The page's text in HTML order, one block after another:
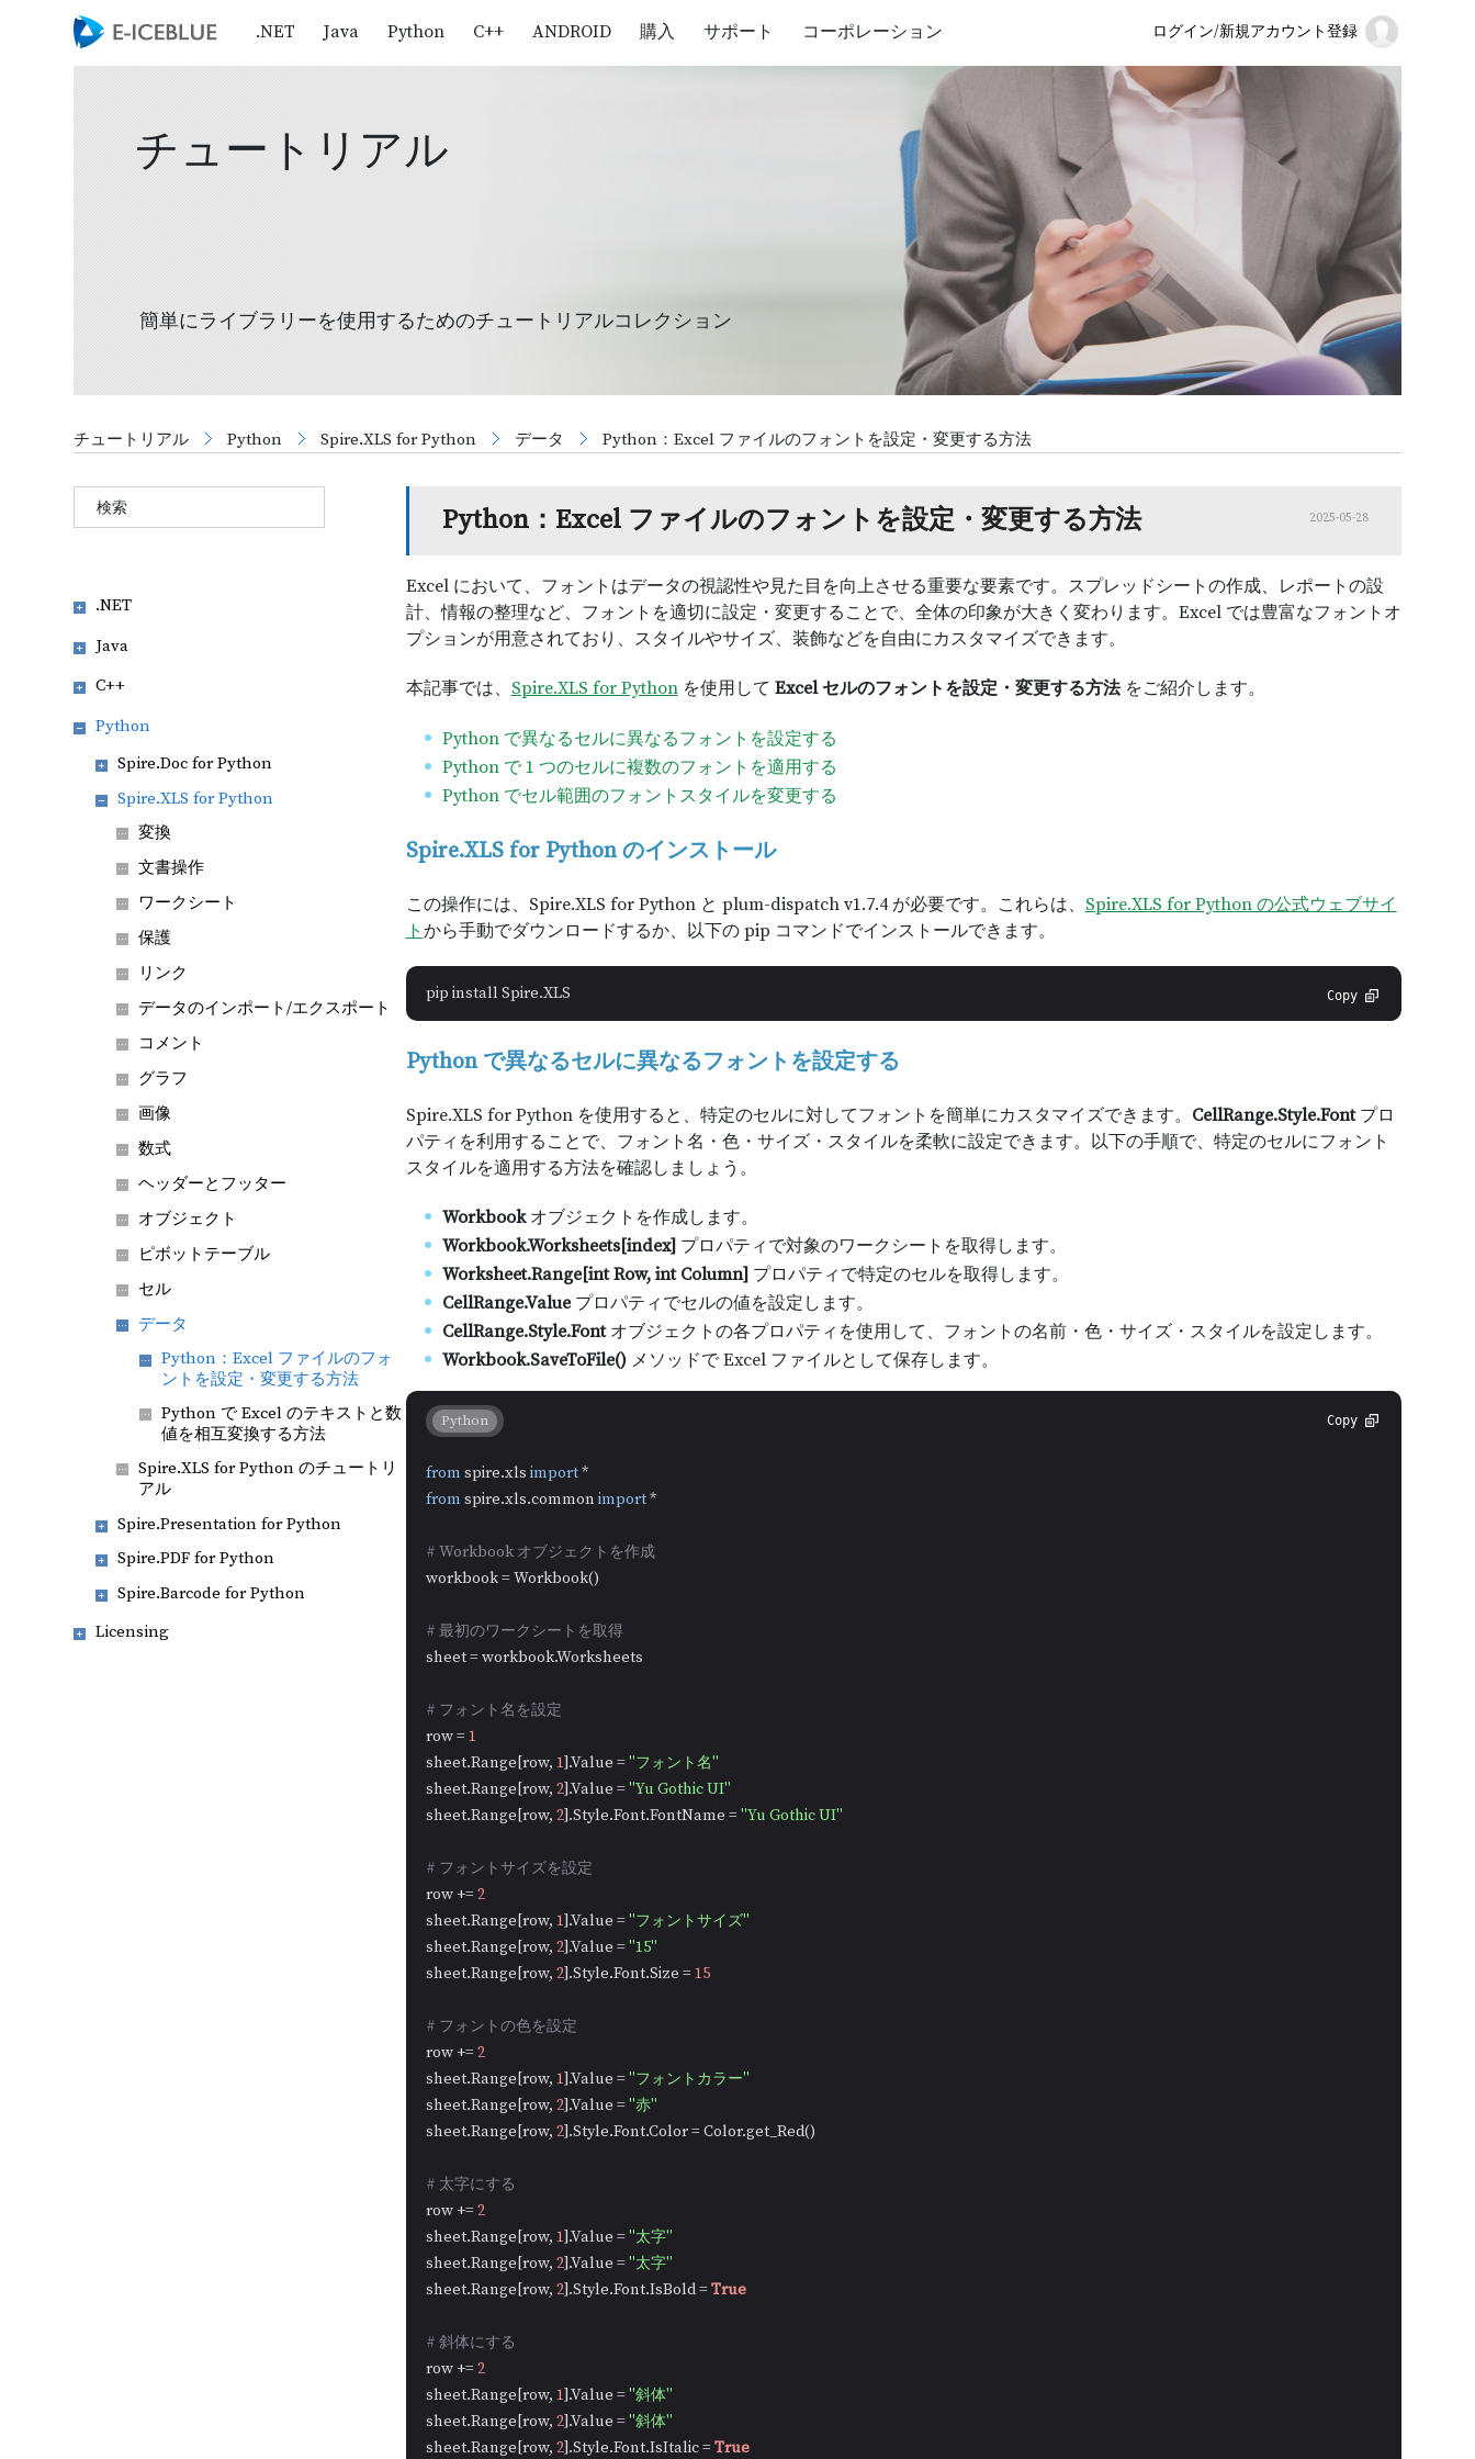
.NET Java Python C++ ANDROID 購入 サポート コーポレーション ログイン/新規アカウント登録
チュートリアル
簡単にライブラリーを使用するためのチュートリアルコレクション
チュートリアル Python Spire.XLS for Python データ Python：Excel ファイルのフォントを設定・変更する方法
2025-05-28
Python：Excel ファイルのフォントを設定・変更する方法
Excel において、フォントはデータの視認性や見た目を向上させる重要な要素です。スプレッドシートの作成、レポートの設
計、情報の整理など、フォントを適切に設定・変更することで、全体の印象が大きく変わります。Excel では豊富なフォントオ
プションが用意されており、スタイルやサイズ、装飾などを自由にカスタマイズできます。
本記事では、 Spire.XLS for Pythonを使用して Excel セルのフォントを設定・変更する方法をご紹介します。
Python で異なるセルに異なるフォントを設定する
Python で 1 つのセルに複数のフォントを適用する
Python でセル範囲のフォントスタイルを変更する
Spire.XLS for Python のインストール
この操作には、Spire.XLS for Python と plum-dispatch v1.7.4 が必要です。これらは、 Spire.XLS for Python の公式ウェブサイ
ト から手動でダウンロードするか、以下の pip コマンドでインストールできます。
Copy
Python で異なるセルに異なるフォントを設定する
Spire.XLS for Python を使用すると、特定のセルに対してフォントを簡単にカスタマイズできます。 CellRange.Style.Fontプロ
パティを利用することで、フォント名・色・サイズ・スタイルを柔軟に設定できます。以下の手順で、特定のセルにフォント
スタイルを適用する方法を確認しましょう。
Workbookオブジェクトを作成します。
Workbook.Worksheets[index] プロパティで対象のワークシートを取得します。
Worksheet.Range[int Row, int Column] プロパティで特定のセルを取得します。
CellRange.Valueプロパティでセルの値を設定します。
CellRange.Style.Fontオブジェクトの各プロパティを使用して、フォントの名前・色・サイズ・スタイルを設定します。
Workbook.SaveToFile()メソッドで Excel ファイルとして保存します。
Copy
Python
from spire.xls import *
from spire.xls.common import *
# Workbook オブジェクトを作成
workbook = Workbook()
# 最初のワークシートを取得
sheet = workbook.Worksheets
# フォント名を設定
row = 1
sheet.Range[row, 1].Value = "フォント名"
sheet.Range[row, 2].Value = "Yu Gothic UI"
sheet.Range[row, 2].Style.Font.FontName = "Yu Gothic UI"
# フォントサイズを設定
row += 2
sheet.Range[row, 1].Value = "フォントサイズ"
sheet.Range[row, 2].Value = "15"
sheet.Range[row, 2].Style.Font.Size = 15
# フォントの色を設定
row += 2
sheet.Range[row, 1].Value = "フォントカラー"
sheet.Range[row, 2].Value = "赤"
sheet.Range[row, 2].Style.Font.Color = Color.get_Red()
# 太字にする
row += 2
sheet.Range[row, 1].Value = "太字"
sheet.Range[row, 2].Value = "太字"
sheet.Range[row, 2].Style.Font.IsBold = True
# 斜体にする
row += 2
sheet.Range[row, 1].Value = "斜体"
sheet.Range[row, 2].Value = "斜体"
sheet.Range[row, 2].Style.Font.IsItalic = True
.NET
Java
C++
Python
Spire.Doc for Python
Spire.XLS for Python
変換
文書操作
ワークシート
保護
リンク
データのインポート/エクスポート
コメント
グラフ
画像
数式
ヘッダーとフッター
オブジェクト
ピボットテーブル
セル
データ
Python：Excel ファイルのフォ
ントを設定・変更する方法
Python で Excel のテキストと数
値を相互変換する方法
Spire.XLS for Python のチュートリ
アル
Spire.Presentation for Python
Spire.PDF for Python
Spire.Barcode for Python
Licensing